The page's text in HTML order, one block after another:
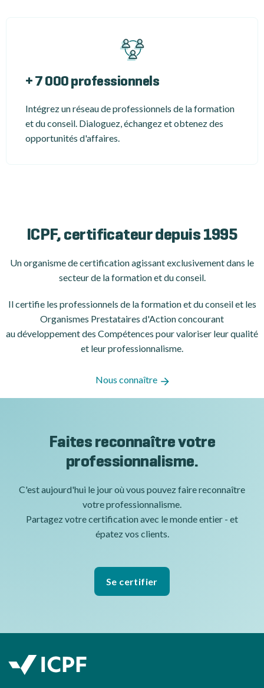
+ 7 000 professionnels
Intégrez un réseau de professionnels de la formation
et du conseil. Dialoguez, échangez et obtenez des
opportunités d'affaires.
ICPF, certificateur depuis 1995
Un organisme de certificationagissant exclusivement dans le
secteur de la formation et du conseil.
Il certifie les professionnels de la formation et du conseil et les
Organismes Prestataires d'Action concourant
au développement des Compétences pour valoriser leur qualité
et leur professionnalisme.
Nous connaître
Faites reconnaître votre
professionnalisme.
C'est aujourd'hui le jour où vous pouvez faire reconnaître
votre professionnalisme.
Partagez votre certification avec le monde entier - et
épatez vos clients.
Se certifier